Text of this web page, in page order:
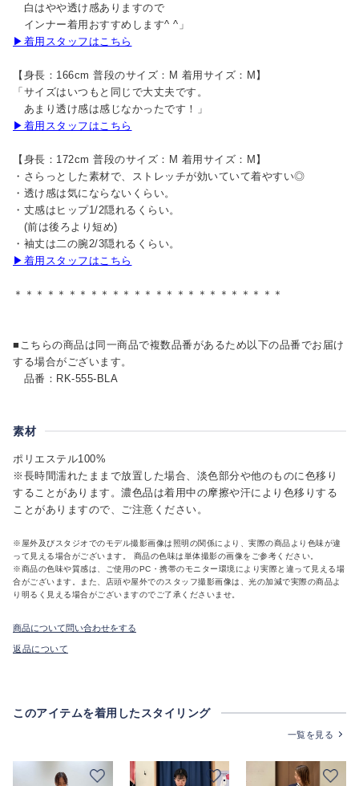
白はやや透け感ありますので
インナー着用おすすめします^ ^」
▶着用スタッフはこちら
【身長：166cm 普段のサイズ：M 着用サイズ：M】
「サイズはいつもと同じで大丈夫です。
あまり透け感は感じなかったです！」
▶着用スタッフはこちら
【身長：172cm 普段のサイズ：M 着用サイズ：M】
・さらっとした素材で、ストレッチが効いていて着やすい◎
・透け感は気にならないくらい。
・丈感はヒップ1/2隠れるくらい。
(前は後ろより短め)
・袖丈は二の腕2/3隠れるくらい。
▶着用スタッフはこちら
＊＊＊＊＊＊＊＊＊＊＊＊＊＊＊＊＊＊＊＊＊＊＊＊＊
■こちらの商品は同一商品で複数品番があるため以下の品番でお届け
する場合がございます。
品番：RK-555-BLA
素材
ポリエステル100%
※長時間濡れたままで放置した場合、淡色部分や他のものに色移り
することがあります。濃色品は着用中の摩擦や汗により色移りする
ことがありますので、ご注意ください。
※屋外及びスタジオでのモデル撮影画像は照明の関係により、実際の商品より色味が違
って見える場合がございます。 商品の色味は単体撮影の画像をご参考ください。
※商品の色味や質感は、ご使用のPC・携帯のモニター環境により実際と違って見える場
合がございます。また、店頭や屋外でのスタッフ撮影画像は、光の加減で実際の商品よ
り明るく見える場合がございますのでご了承くださいませ。
商品について問い合わせをする
返品について
このアイテムを着用したスタイリング
一覧を見る